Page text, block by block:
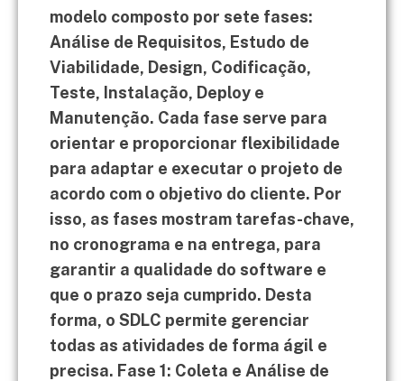
modelo composto por sete fases:
Análise de Requisitos, Estudo de
Viabilidade, Design, Codificação,
Teste, Instalação, Deploy e
Manutenção. Cada fase serve para
orientar e proporcionar flexibilidade
para adaptar e executar o projeto de
acordo com o objetivo do cliente. Por
isso, as fases mostram tarefas-chave,
no cronograma e na entrega, para
garantir a qualidade do software e
que o prazo seja cumprido. Desta
forma, o SDLC permite gerenciar
todas as atividades de forma ágil e
precisa. ​Fase 1: Coleta e Análise de